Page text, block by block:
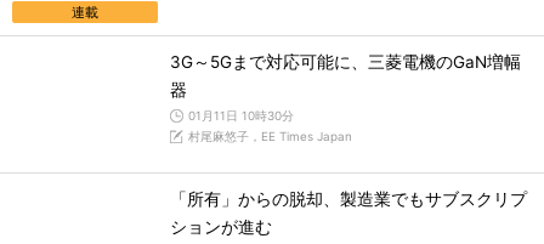
連載
3G～5Gまで対応可能に、三菱電機のGaN増幅
器
01月11日 10時30分
村尾麻悠子，EE Times Japan
「所有」からの脱却、製造業でもサブスクリプ
ションが進む